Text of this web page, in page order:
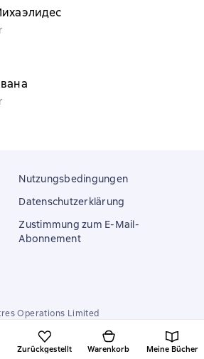
Zurückgestellt Warenkorb Meine Bücher
Nutzungsbedingungen
Datenschutzerklärung
Zustimmung zum E-Mail-
Abonnement
Operations Limited